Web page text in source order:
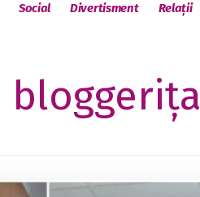
Social Divertisment Relații
bloggerița